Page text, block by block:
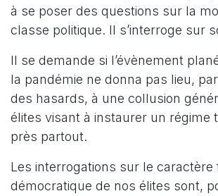
à se poser des questions sur la
classe politique. Il s’interroge sur
Il se demande si l’évènement
la pandémie ne donna pas lieu,
des hasards, à une collusion
élites visant à instaurer un régime
près partout.
Les interrogations sur le caractère
démocratique de nos élites sont,